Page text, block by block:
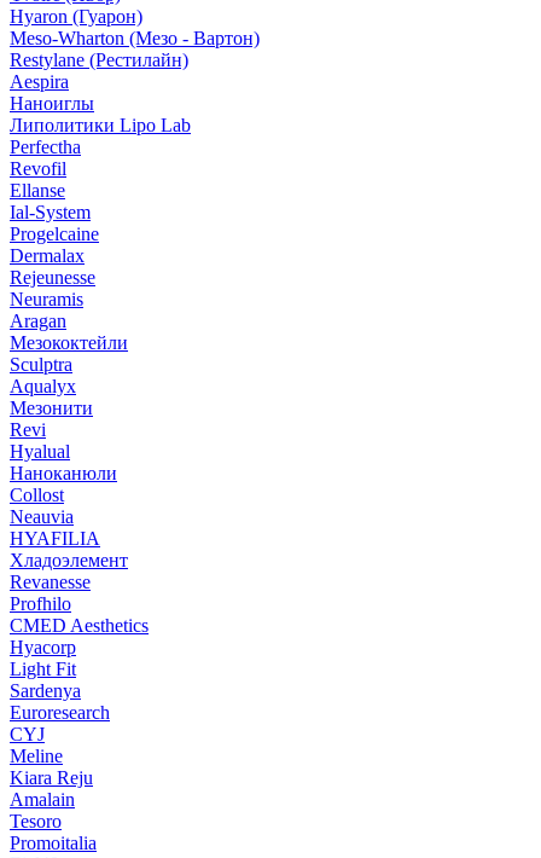
Hyaron (Гуарон)
Meso-Wharton (Мезо - Вартон)
Restylane (Рестилайн)
Aespira
Наноиглы
Липолитики Lipo Lab
Perfectha
Revofil
Ellanse
Ial-System
Progelcaine
Dermalax
Rejeunesse
Neuramis
Aragan
Мезококтейли
Sculptra
Aqualyx
Мезонити
Revi
Hyalual
Наноканюли
Collost
Neauvia
HYAFILIA
Хладоэлемент
Revanesse
Profhilo
CMED Aesthetics
Hyacorp
Light Fit
Sardenya
Euroresearch
CYJ
Meline
Kiara Reju
Amalain
Tesoro
Promoitalia